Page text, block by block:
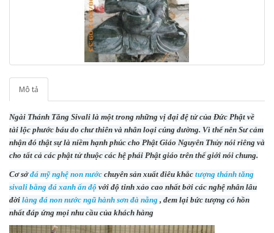
Mô tả
Ngài Thánh Tăng Sivali là một trong những vị đại đệ tử của Đức Phật về
tài lộc phước báu do chư thiên và nhân loại cúng dường. Vì thế nên Sư cảm
nhận đó thật sự là niềm hạnh phúc cho Phật Giáo Nguyên Thủy nói riêng và
cho tất cả các phật tử thuộc các hệ phái Phật giáo trên thế giới nói chung.
Cơ sởđá mỹ nghệ non nước chuyên sản xuất điêu khắc tượng thánh tăng
sivali bằng đá xanh ấn độ với độ tinh xảo cao nhất bởi các nghệ nhân lâu
đời làng đá non nước ngũ hành sơn đà nẵng , đem lại bức tượng có hồn
nhất đáp ứng mọi nhu cầu của khách hàng